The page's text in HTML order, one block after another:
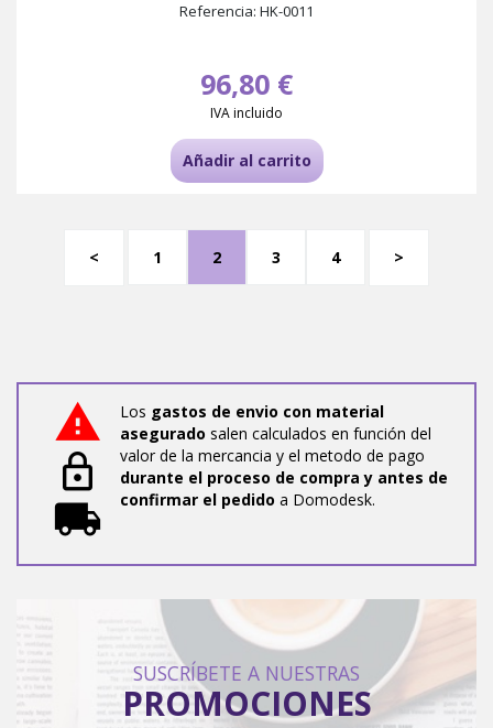
Referencia: HK-0011
96,80 €
IVA incluido
Añadir al carrito
< 1 2 3 4 >
Los gastos de envio con material
asegurado salen calculados en función del
valor de la mercancia y el metodo de pago
durante el proceso de compra y antes de
confirmar el pedido a Domodesk.
SUSCRÍBETE A NUESTRAS
PROMOCIONES